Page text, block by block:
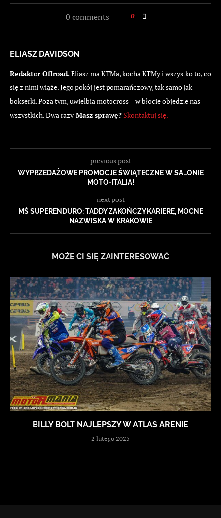
0 comments 0
ELIASZ DAVIDSON
Redaktor Offroad.Eliasz ma KTMa, kocha KTMy i wszystko to, co
się z nimi wiąże. Jego pokój jest pomarańczowy, tak samo jak
bokserki. Poza tym, uwielbia motocross - w błocie objedzie nas
wszystkich. Dwa razy.Masz sprawę? Skontaktuj się.
previous post
WYPRZEDAŻOWE PROMOCJE ŚWIĄTECZNE W SALONIE
MOTO-ITALIA!
next post
MŚ SUPERENDURO: TADDY ZAKOŃCZY KARIERĘ, MOCNE
NAZWISKA W KRAKOWIE
MOŻE CI SIĘ ZAINTERESOWAĆ
BILLY BOLT NAJLEPSZY W ATLAS ARENIE
2 lutego 2025